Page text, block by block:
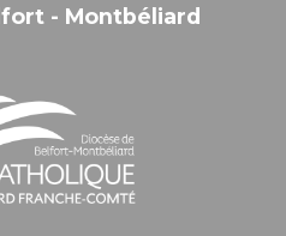
- Montbéliard